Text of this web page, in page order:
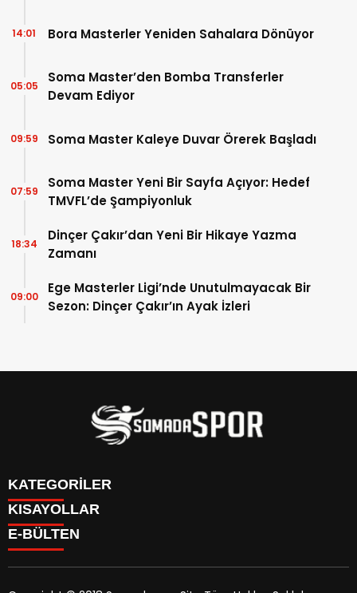
Bora Masterler Yeniden Sahalara Dönüyor
14:01
Soma Master’den Bomba Transferler
Devam Ediyor
05:05
Soma Master Kaleye Duvar Örerek Başladı
09:59
Soma Master Yeni Bir Sayfa Açıyor: Hedef
TMVFL’de Şampiyonluk
07:59
Dinçer Çakır’dan Yeni Bir Hikaye Yazma
Zamanı
18:34
Ege Masterler Ligi’nde Unutulmayacak Bir
Sezon: Dinçer Çakır’ın Ayak İzleri
09:00
KATEGORİLER
İletişim
İstatistikler & Puan Durumu & Fikstür
KISAYOLLAR
Genel
Somaspor
E-BÜLTEN